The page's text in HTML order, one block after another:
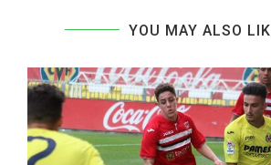
YOU MAY ALSO